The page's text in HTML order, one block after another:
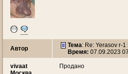
Автор Тема: Re: Yerasov r-1
Время: 07.09.2023
vivaat
Продано